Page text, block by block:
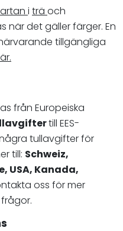
i trä och
när det gäller färger. En
tillgängliga
från Europeiska
till EES-
tullavgifter för
till: Schweiz,
USA, Kanada,
oss för mer